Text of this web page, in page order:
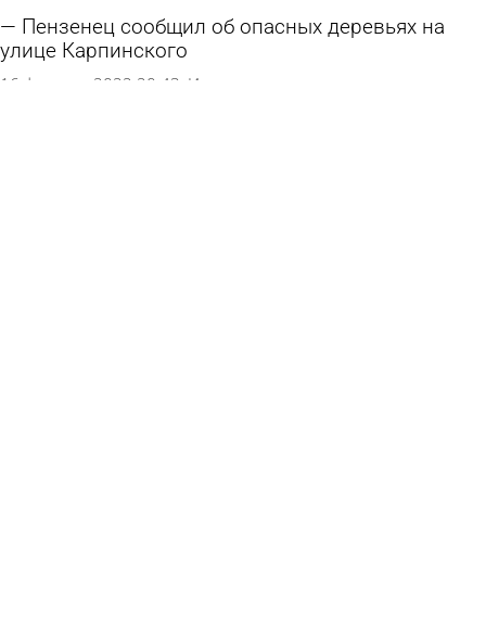
Пензенец сообщил об опасных деревьях на
улице Карпинского
16 февраля 2022 20:43 Из жизни